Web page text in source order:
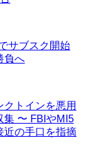
サブスク開始
負へ
クトインを悪用
集 〜 FBIやMI5
近の手口を指摘